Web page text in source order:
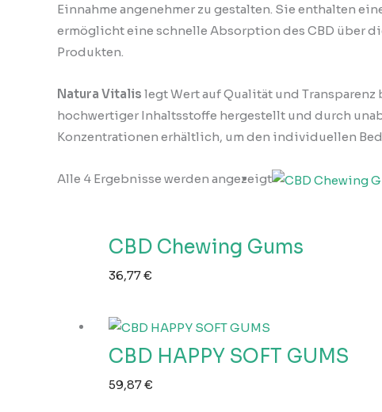
Einnahme angenehmer zu gestalten. Sie enthalten
ermöglicht eine schnelle Absorption des CBD über
Produkten.
Natura Vitalis legt Wert auf Qualität und
hochwertiger Inhaltsstoffe hergestellt und durch
Konzentrationen erhältlich, um den individuellen
Alle 4 Ergebnisse werden angezeigt
CBD Chewing Gums
36,77€
CBD HAPPY SOFT GUMS
59,87€